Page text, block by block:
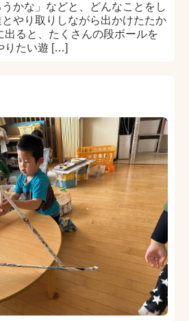
かな」などと、どんなことをし
やり取りしながら出かけたたか
出ると、たくさんの段ボールを
りたい遊 […]